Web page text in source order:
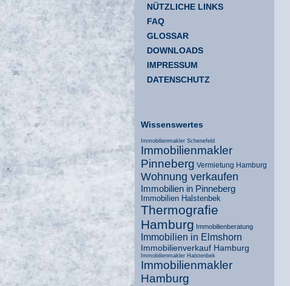
NÜTZLICHE LINKS
FAQ
GLOSSAR
DOWNLOADS
IMPRESSUM
DATENSCHUTZ
Wissenswertes
Immobilienmakler Schenefeld
Immobilienmakler
Pinneberg Vermietung Hamburg
Wohnung verkaufen
Immobilien in Pinneberg
Immobilien Halstenbek
Thermografie
Hamburg Immobilienberatung
Immobilien in Elmshorn
Immobilienverkauf Hamburg
Immobilienmakler Halstenbek
Immobilienmakler
Hamburg